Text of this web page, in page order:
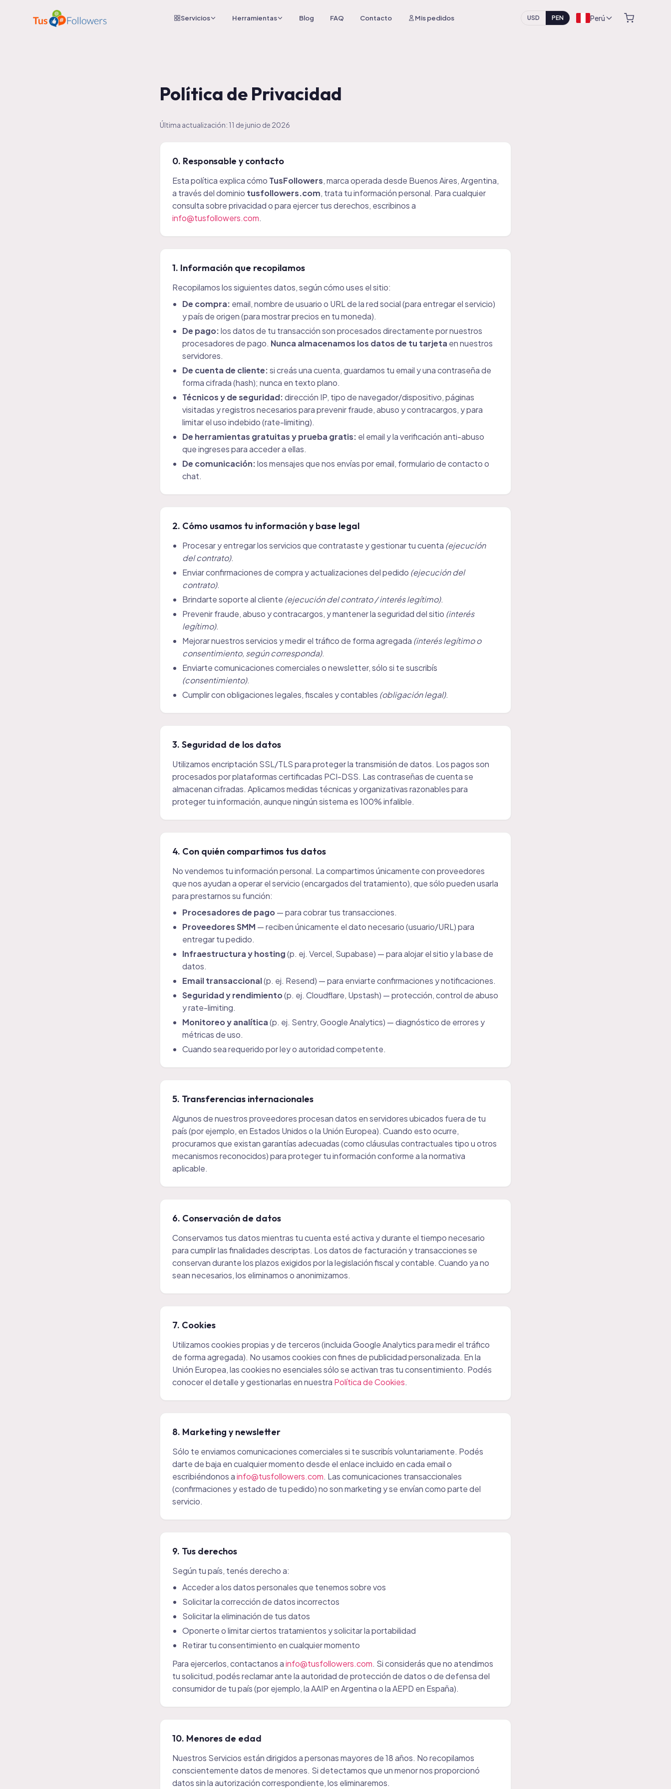
Servicios Herramientas Blog FAQ Contacto Mis pedidos USD PEN Perú
Política de Privacidad
Última actualización: 11 de junio de 2026
0. Responsable y contacto
Esta política explica cómo TusFollowers, marca operada desde Buenos Aires, Argentina,
a través del dominio tusfollowers.com, trata tu información personal. Para cualquier
consulta sobre privacidad o para ejercer tus derechos, escribinos a
info@tusfollowers.com.
1. Información que recopilamos
Recopilamos los siguientes datos, según cómo uses el sitio:
De compra: email, nombre de usuario o URL de la red social (para entregar el servicio)
y país de origen (para mostrar precios en tu moneda).
De pago:los datos de tu transacción son procesados directamente por nuestros
procesadores de pago. Nunca almacenamos los datos de tu tarjeta en nuestros
servidores.
De cuenta de cliente:si creás una cuenta, guardamos tu email y una contraseña de
forma cifrada (hash); nunca en texto plano.
Técnicos y de seguridad:dirección IP, tipo de navegador/dispositivo, páginas
visitadas y registros necesarios para prevenir fraude, abuso y contracargos, y para
limitar el uso indebido (rate-limiting).
De herramientas gratuitas y prueba gratis: el email y la verificación anti-abuso
que ingreses para acceder a ellas.
De comunicación:los mensajes que nos envías por email, formulario de contacto o
chat.
2. Cómo usamos tu información y base legal
Procesar y entregar los servicios que contrataste y gestionar tu cuenta (ejecución
del contrato).
Enviar confirmaciones de compra y actualizaciones del pedido (ejecución del
contrato).
Brindarte soporte al cliente (ejecución del contrato / interés legítimo).
Prevenir fraude, abuso y contracargos, y mantener la seguridad del sitio (interés
legítimo).
Mejorar nuestros servicios y medir el tráfico de forma agregada (interés legítimo o
consentimiento, según corresponda).
Enviarte comunicaciones comerciales o newsletter, sólo si te suscribís
(consentimiento).
Cumplir con obligaciones legales, fiscales y contables (obligación legal).
3. Seguridad de los datos
Utilizamos encriptación SSL/TLS para proteger la transmisión de datos. Los pagos son
procesados por plataformas certificadas PCI-DSS. Las contraseñas de cuenta se
almacenan cifradas. Aplicamos medidas técnicas y organizativas razonables para
proteger tu información, aunque ningún sistema es 100% infalible.
4. Con quién compartimos tus datos
No vendemos tu información personal. La compartimos únicamente con proveedores
que nos ayudan a operar el servicio (encargados del tratamiento), que sólo pueden usarla
para prestarnos su función:
Procesadores de pago— para cobrar tus transacciones.
Proveedores SMM — reciben únicamente el dato necesario (usuario/URL) para
entregar tu pedido.
Infraestructura y hosting(p. ej. Vercel, Supabase) — para alojar el sitio y la base de
datos.
Email transaccional(p. ej. Resend) — para enviarte confirmaciones y notificaciones.
Seguridad y rendimiento(p. ej. Cloudflare, Upstash) — protección, control de abuso
y rate-limiting.
Monitoreo y analítica(p. ej. Sentry, Google Analytics) — diagnóstico de errores y
métricas de uso.
Cuando sea requerido por ley o autoridad competente.
5. Transferencias internacionales
Algunos de nuestros proveedores procesan datos en servidores ubicados fuera de tu
país (por ejemplo, en Estados Unidos o la Unión Europea). Cuando esto ocurre,
procuramos que existan garantías adecuadas (como cláusulas contractuales tipo u otros
mecanismos reconocidos) para proteger tu información conforme a la normativa
aplicable.
6. Conservación de datos
Conservamos tus datos mientras tu cuenta esté activa y durante el tiempo necesario
para cumplir las finalidades descriptas. Los datos de facturación y transacciones se
conservan durante los plazos exigidos por la legislación fiscal y contable. Cuando ya no
sean necesarios, los eliminamos o anonimizamos.
7. Cookies
Utilizamos cookies propias y de terceros (incluida Google Analytics para medir el tráfico
de forma agregada). No usamos cookies con fines de publicidad personalizada. En la
Unión Europea, las cookies no esenciales sólo se activan tras tu consentimiento. Podés
conocer el detalle y gestionarlas en nuestra Política de Cookies.
8. Marketing y newsletter
Sólo te enviamos comunicaciones comerciales si te suscribís voluntariamente. Podés
darte de baja en cualquier momento desde el enlace incluido en cada email o
escribiéndonos ainfo@tusfollowers.com. Las comunicaciones transaccionales
(confirmaciones y estado de tu pedido) no son marketing y se envían como parte del
servicio.
9. Tus derechos
Según tu país, tenés derecho a:
Acceder a los datos personales que tenemos sobre vos
Solicitar la corrección de datos incorrectos
Solicitar la eliminación de tus datos
Oponerte o limitar ciertos tratamientos y solicitar la portabilidad
Retirar tu consentimiento en cualquier momento
Para ejercerlos, contactanos ainfo@tusfollowers.com. Si considerás que no atendimos
tu solicitud, podés reclamar ante la autoridad de protección de datos o de defensa del
consumidor de tu país (por ejemplo, la AAIP en Argentina o la AEPD en España).
10. Menores de edad
Nuestros Servicios están dirigidos a personas mayores de 18 años. No recopilamos
conscientemente datos de menores. Si detectamos que un menor nos proporcionó
datos sin la autorización correspondiente, los eliminaremos.